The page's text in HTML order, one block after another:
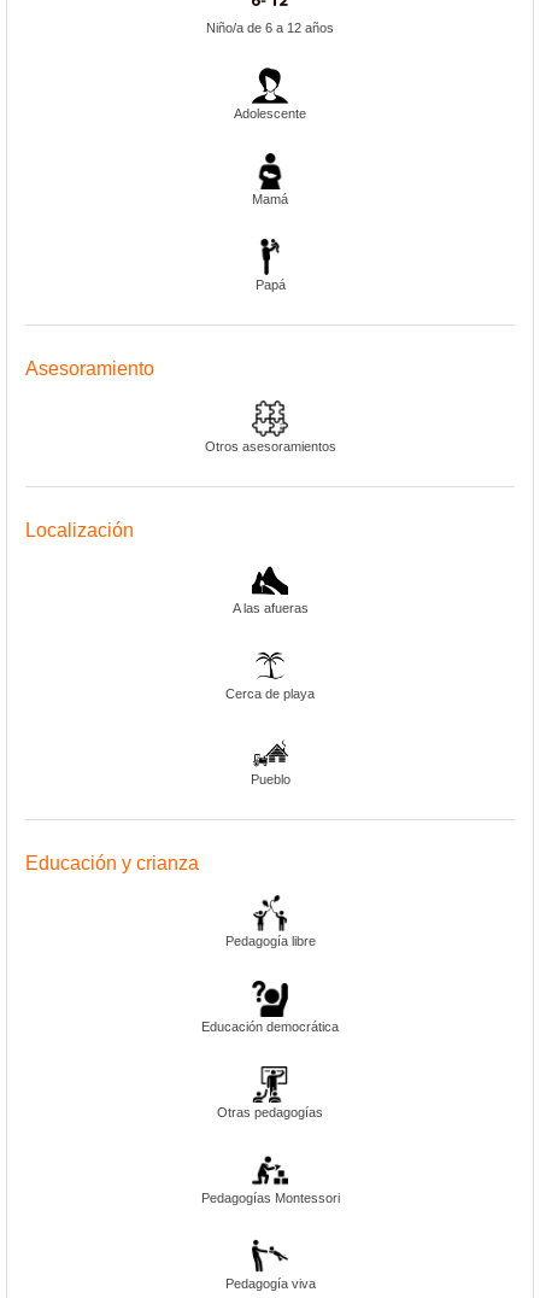
Niño/a de 6 a 12 años
Adolescente
Mamá
Papá
Asesoramiento
Otros asesoramientos
Localización
A las afueras
Cerca de playa
Pueblo
Educación y crianza
Pedagogía libre
Educación democrática
Otras pedagogías
Pedagogías Montessori
Pedagogía viva